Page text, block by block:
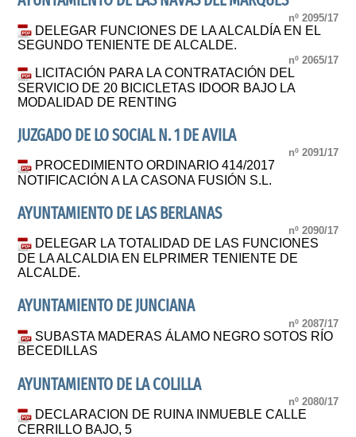
nº 2095/17
DELEGAR FUNCIONES DE LA ALCALDÍA EN EL
SEGUNDO TENIENTE DE ALCALDE.
nº 2065/17
LICITACIÓN PARA LA CONTRATACIÓN DEL
SERVICIO DE 20 BICICLETAS IDOOR BAJO LA
MODALIDAD DE RENTING
JUZGADO DE LO SOCIAL N. 1 DE AVILA
nº 2091/17
PROCEDIMIENTO ORDINARIO 414/2017
NOTIFICACIÓN A LA CASONA FUSIÓN S.L.
AYUNTAMIENTO DE LAS BERLANAS
nº 2090/17
DELEGAR LA TOTALIDAD DE LAS FUNCIONES
DE LA ALCALDIA EN ELPRIMER TENIENTE DE
ALCALDE.
AYUNTAMIENTO DE JUNCIANA
nº 2087/17
SUBASTA MADERAS ÁLAMO NEGRO SOTOS RÍO
BECEDILLAS
AYUNTAMIENTO DE LA COLILLA
nº 2080/17
DECLARACION DE RUINA INMUEBLE CALLE
CERRILLO BAJO, 5